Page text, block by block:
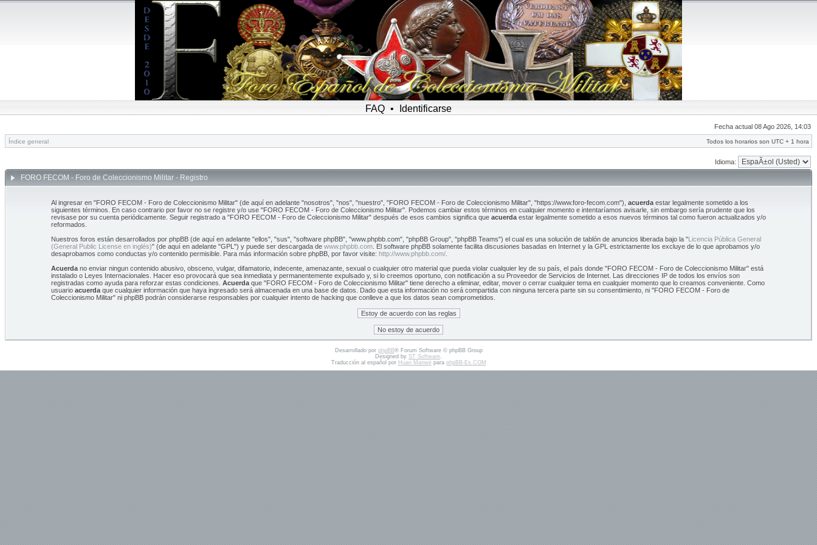
FAQ • Identificarse
Fecha actual 08 Ago 2026, 14:03
Índice general Todos los horarios son UTC + 1 hora
Idioma:
FORO FECOM - Foro de Coleccionismo Militar - Registro
Al ingresar en "FORO FECOM - Foro de Coleccionismo Militar" (de aquí en adelante "nosotros", "nos", "nuestro", "FORO FECOM - Foro de Coleccionismo Militar", "https://www.foro-fecom.com"), acuerda estar legalmente sometido a los
siguientes términos. En caso contrario por favor no se registre y/o use "FORO FECOM - Foro de Coleccionismo Militar". Podemos cambiar estos términos en cualquier momento e intentaríamos avisarle, sin embargo sería prudente que los
revisase por su cuenta periódicamente. Seguir registrado a "FORO FECOM - Foro de Coleccionismo Militar" después de esos cambios significa que acuerda estar legalmente sometido a esos nuevos términos tal como fueron actualizados y/o
reformados.
Nuestros foros están desarrollados por phpBB (de aquí en adelante "ellos", "sus", "software phpBB", "www.phpbb.com", "phpBB Group", "phpBB Teams") el cual es una solución de tablón de anuncios liberada bajo la "Licencia Pública General
(General Public License en inglés)" (de aquí en adelante "GPL") y puede ser descargada de www.phpbb.com . El software phpBB solamente facilita discusiones basadas en Internet y la GPL estrictamente los excluye de lo que aprobamos y/o
desaprobamos como conductas y/o contenido permisible. Para más información sobre phpBB, por favor visite: http://www.phpbb.com/
Acuerda no enviar ningun contenido abusivo, obsceno, vulgar, difamatorio, indecente, amenazante, sexual o cualquier otro material que pueda violar cualquier ley de su país, el país donde "FORO FECOM - Foro de Coleccionismo Militar" está
instalado o Leyes Internacionales. Hacer eso provocará que sea inmediata y permanentemente expulsado y, si lo creemos oportuno, con notificación a su Proveedor de Servicios de Internet. Las direcciones IP de todos los envíos son
registradas como ayuda para reforzar estas condiciones. Acuerda que "FORO FECOM - Foro de Coleccionismo Militar" tiene derecho a eliminar, editar, mover o cerrar cualquier tema en cualquier momento que lo creamos conveniente. Como
usuario acuerda que cualquier información que haya ingresado será almacenada en una base de datos. Dado que esta información no será compartida con ninguna tercera parte sin su consentimiento, ni "FORO FECOM - Foro de
Coleccionismo Militar" ni phpBB podrán considerarse responsables por cualquier intento de hacking que conlleve a que los datos sean comprometidos.
Desarrollado por phpBB® Forum Software © phpBB Group
Designed by ST Software.
Traducción al español por Huan Manwëpara phpBB-Es.COM